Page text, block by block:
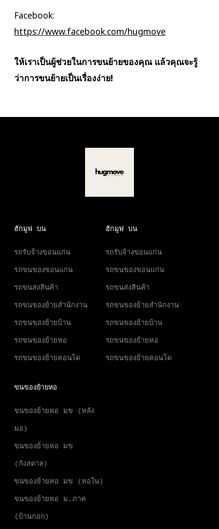
Facebook:
https://www.facebook.com/hugmove
ให้เราเป็นผู้ช่วยในการขนย้ายของคุณ แล้วคุณจะรู้
ว่าการขนย้ายเป็นเรื่องง่าย!
ฮักมูฟ บน
รถรับจ้างขอนแก่น
รถขนของขอนแก่น
รถขนส่งสินค้า
รถขนของย้ายสำนักงาน
รถขนของย้ายบ้าน
รถขนของย้ายหอ
รถขนของย้ายคอนโด
ฮักมูฟ บน
รถรับจ้างขอนแก่น
รถขนของขอนแก่น
รถขนส่งสินค้า
รถขนของย้ายสำนักงาน
รถขนของย้ายบ้าน
รถขนของย้ายหอ
รถขนของย้ายคอนโด
ขนของย้ายหอ
ขนของย้ายหอ มข (หลัง
มอ)
ขนของย้ายหอ มข
(กังสดาล)
ขนของย้ายหอ มข (หอใน)
ขนของย้ายหอ ม.ภาค
(บ้านกอก)